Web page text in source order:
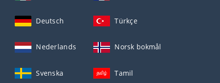
Deutsch Türkçe
Nederlands Norsk bokmål
Svenska Tamil